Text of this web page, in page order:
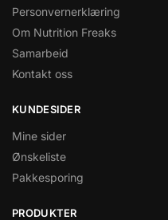
Personvernerklæring
Om Nutrition Freaks
Samarbeid
Kontakt oss
KUNDESIDER
Mine sider
Ønskeliste
Pakkesporing
PRODUKTER